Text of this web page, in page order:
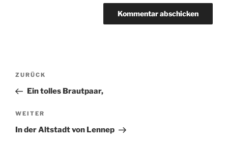
Beitragsnavigation
Vorheriger
Beitrag
ZURÜCK
Ein tolles Brautpaar,
Nächster
Beitrag
WEITER
In der Altstadt von Lennep